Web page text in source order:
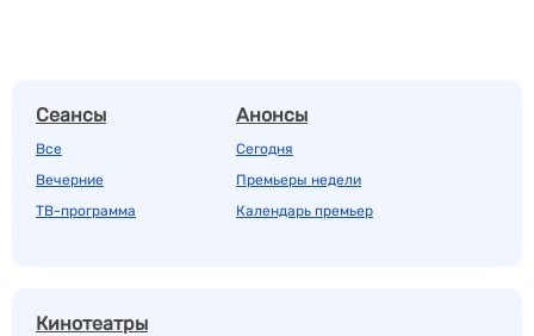
Сеансы
Все
Вечерние
ТВ-программа
Анонсы
Сегодня
Премьеры недели
Календарь премьер
Кинотеатры